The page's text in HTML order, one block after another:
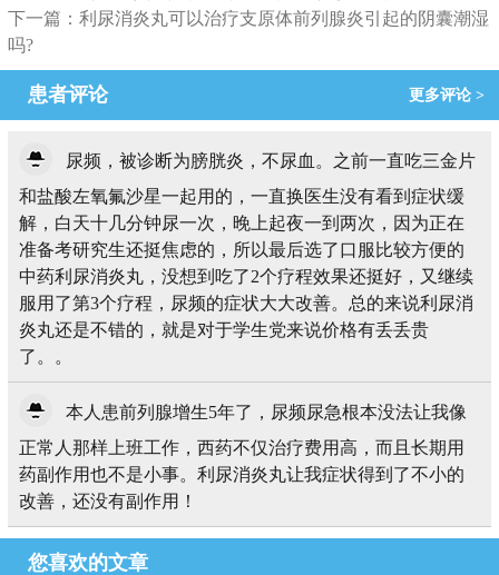
下一篇：利尿消炎丸可以治疗支原体前列腺炎引起的阴囊潮湿
吗?
患者评论 更多评论 >
尿频，被诊断为膀胱炎，不尿血。之前一直吃三金片
和盐酸左氧氟沙星一起用的，一直换医生没有看到症状缓
解，白天十几分钟尿一次，晚上起夜一到两次，因为正在
准备考研究生还挺焦虑的，所以最后选了口服比较方便的
中药利尿消炎丸，没想到吃了2个疗程效果还挺好，又继续
服用了第3个疗程，尿频的症状大大改善。总的来说利尿消
炎丸还是不错的，就是对于学生党来说价格有丢丢贵
了。。
本人患前列腺增生5年了，尿频尿急根本没法让我像
正常人那样上班工作，西药不仅治疗费用高，而且长期用
药副作用也不是小事。利尿消炎丸让我症状得到了不小的
改善，还没有副作用！
您喜欢的文章